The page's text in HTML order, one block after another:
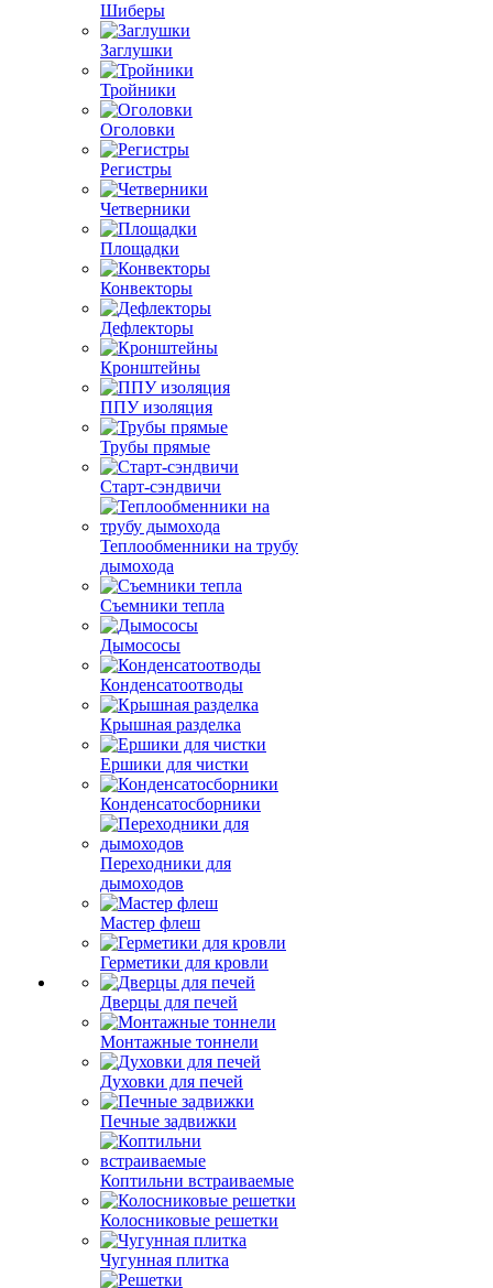
Шиберы
Заглушки
Тройники
Оголовки
Регистры
Четверники
Площадки
Конвекторы
Дефлекторы
Кронштейны
ППУ изоляция
Трубы прямые
Старт-сэндвичи
Теплообменники на трубу
дымохода
Съемники тепла
Дымососы
Конденсатоотводы
Крышная разделка
Ершики для чистки
Конденсатосборники
Переходники для
дымоходов
Мастер флеш
Герметики для кровли
Дверцы для печей
Монтажные тоннели
Духовки для печей
Печные задвижки
Коптильни встраиваемые
Колосниковые решетки
Чугунная плитка